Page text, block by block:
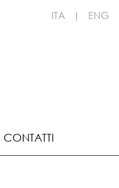
ITA | ENG
CONTATTI